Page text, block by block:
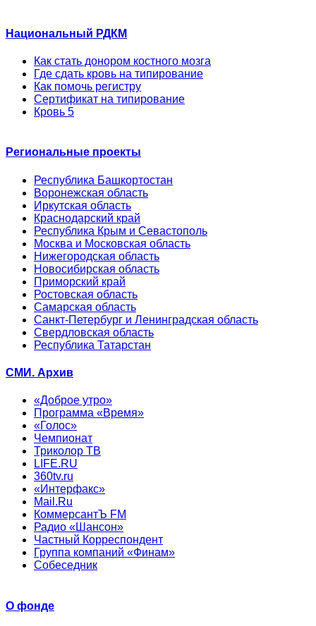
Национальный РДКМ
Как стать донором костного мозга
Где сдать кровь на типирование
Как помочь регистру
Сертификат на типирование
Кровь 5
Региональные проекты
Республика Башкортостан
Воронежская область
Иркутская область
Краснодарский край
Республика Крым и Севастополь
Москва и Московская область
Нижегородская область
Новосибирская область
Приморский край
Ростовская область
Самарская область
Санкт-Петербург и Ленинградская область
Свердловская область
Республика Татарстан
СМИ. Архив
«Доброе утро»
Программа «Время»
«Голос»
Чемпионат
Триколор ТВ
LIFE.RU
360tv.ru
«Интерфакс»
Mail.Ru
КоммерсантЪ FM
Радио «Шансон»
Частный Корреспондент
Группа компаний «Финам»
Собеседник
О фонде